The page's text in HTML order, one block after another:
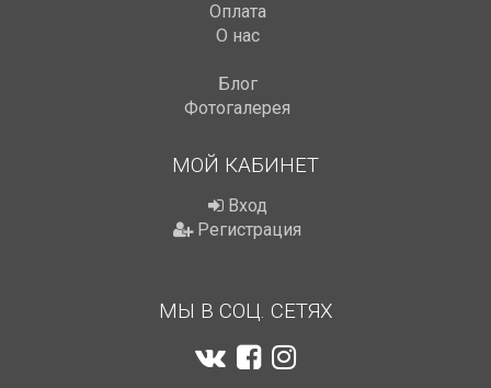
Оплата
О нас
Блог
Фотогалерея
МОЙ КАБИНЕТ
Вход
Регистрация
МЫ В СОЦ. СЕТЯХ